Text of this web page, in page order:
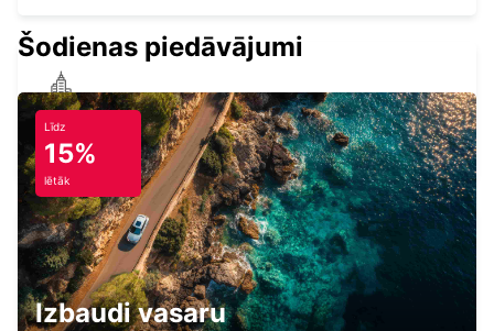
VENTSPILS
VENTSPILS - LATVIA
KAUNAS INTERNATIONAL AIRPORT
KARMELAVA - LITHUANIA
Šodienas piedāvājumi
Līdz
15%
lētāk
Izbaudi vasaru